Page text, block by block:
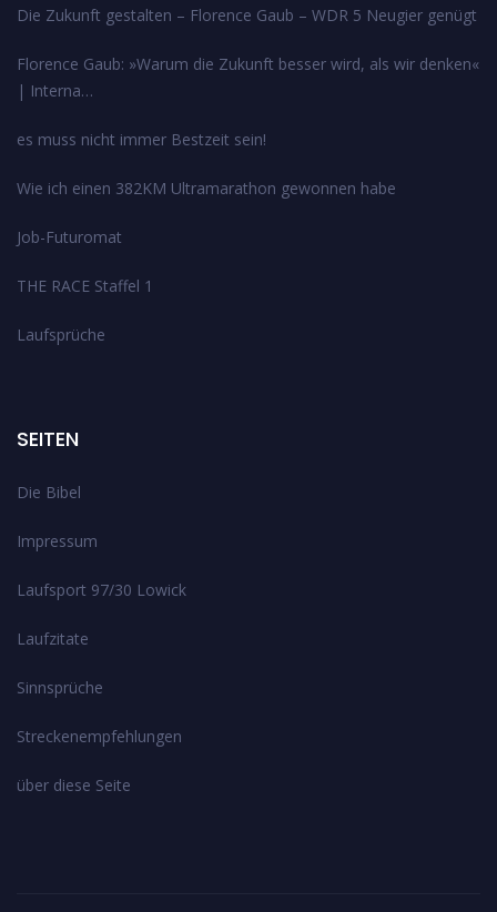
Die Zukunft gestalten – Florence Gaub – WDR 5 Neugier genügt
Florence Gaub: »Warum die Zukunft besser wird, als wir denken«
| Interna…
es muss nicht immer Bestzeit sein!
Wie ich einen 382KM Ultramarathon gewonnen habe
Job-Futuromat
THE RACE Staffel 1
Laufsprüche
SEITEN
Die Bibel
Impressum
Laufsport 97/30 Lowick
Laufzitate
Sinnsprüche
Streckenempfehlungen
über diese Seite